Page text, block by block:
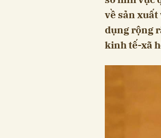
về sản
dụng rộng
kinh tế-xã